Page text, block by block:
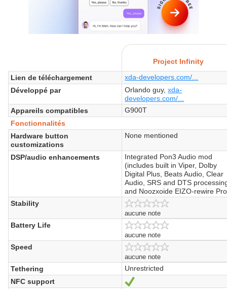
Project Infinity
Lien de téléchargement
xda-developers.com/...
Développé par
Orlando guy,xda-
developers.com/...
Appareils compatibles
G900T
Fonctionnalités
Hardware button
customizations
None mentioned
DSP/audio enhancements
Integrated Pon3 Audio mod
(includes built in Viper, Dolby
Digital Plus, Beats Audio, Clear
Audio, SRS and DTS
and Noozxoide EIZO-rewire
Stability
aucune note
Battery Life
aucune note
Speed
aucune note
Tethering
Unrestricted
NFC support
Oui